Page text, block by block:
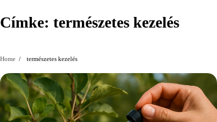
Címke: természetes kezelés
Home természetes kezelés